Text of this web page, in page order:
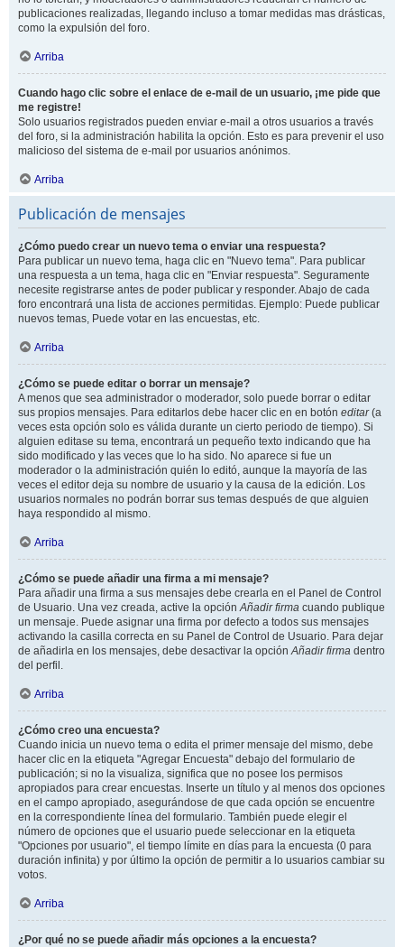
publicaciones realizadas, llegando incluso a tomar medidas mas drásticas,
como la expulsión del foro.
Arriba
Cuando hago clic sobre el enlace de e-mail de un usuario, ¡me pide que
me registre!
Solo usuarios registrados pueden enviar e-mail a otros usuarios a través
del foro, si la administración habilita la opción. Esto es para prevenir el uso
malicioso del sistema de e-mail por usuarios anónimos.
Arriba
Publicación de mensajes
¿Cómo puedo crear un nuevo tema o enviar una respuesta?
Para publicar un nuevo tema, haga clic en "Nuevo tema". Para publicar
una respuesta a un tema, haga clic en "Enviar respuesta". Seguramente
necesite registrarse antes de poder publicar y responder. Abajo de cada
foro encontrará una lista de acciones permitidas. Ejemplo: Puede publicar
nuevos temas, Puede votar en las encuestas, etc.
Arriba
¿Cómo se puede editar o borrar un mensaje?
A menos que sea administrador o moderador, solo puede borrar o editar
sus propios mensajes. Para editarlos debe hacer clic en en botón editar(a
veces esta opción solo es válida durante un cierto periodo de tiempo). Si
alguien editase su tema, encontrará un pequeño texto indicando que ha
sido modificado y las veces que lo ha sido. No aparece si fue un
moderador o la administración quién lo editó, aunque la mayoría de las
veces el editor deja su nombre de usuario y la causa de la edición. Los
usuarios normales no podrán borrar sus temas después de que alguien
haya respondido al mismo.
Arriba
¿Cómo se puede añadir una firma a mi mensaje?
Para añadir una firma a sus mensajes debe crearla en el Panel de Control
de Usuario. Una vez creada, active la opciónAñadir firma cuando publique
un mensaje. Puede asignar una firma por defecto a todos sus mensajes
activando la casilla correcta en su Panel de Control de Usuario. Para dejar
de añadirla en los mensajes, debe desactivar la opciónAñadir firma dentro
del perfil.
Arriba
¿Cómo creo una encuesta?
Cuando inicia un nuevo tema o edita el primer mensaje del mismo, debe
hacer clic en la etiqueta "Agregar Encuesta" debajo del formulario de
publicación; si no la visualiza, significa que no posee los permisos
apropiados para crear encuestas. Inserte un título y al menos dos opciones
en el campo apropiado, asegurándose de que cada opción se encuentre
en la correspondiente línea del formulario. También puede elegir el
número de opciones que el usuario puede seleccionar en la etiqueta
"Opciones por usuario", el tiempo límite en días para la encuesta (0 para
duración infinita) y por último la opción de permitir a lo usuarios cambiar su
votos.
Arriba
¿Por qué no se puede añadir más opciones a la encuesta?